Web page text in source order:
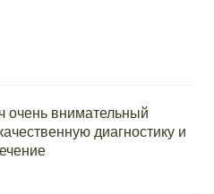
очень внимательный
диагностику и